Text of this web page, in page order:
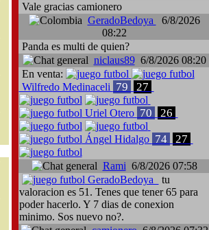
Vale gracias camionero
GeradoBedoya
6/8/2026
08:22
Panda es multi de quien?
niclaus896/8/2026 08:20
En venta:
Wilfredo Medinaceli 79 27
Uriel Otero 70 26
Ángel Hidalgo 74 27
Rami 6/8/2026 07:58
GeradoBedoya
tu
valoracion es 51. Tenes que tener 65 para
poder hacerlo. Y 7 dias de conexion
minimo. Sos nuevo no?.